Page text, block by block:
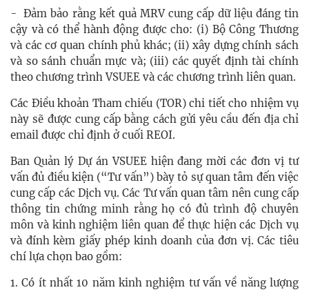
- Đảm bảo rằng kết quả MRV cung cấp dữ liệu đáng tin
cậy và có thể hành động được cho: (i) Bộ Công Thương
và các cơ quan chính phủ khác; (ii) xây dựng chính sách
và so sánh chuẩn mực và; (iii) các quyết định tài chính
theo chương trình VSUEE và các chương trình liên quan.
Các Điều khoản Tham chiếu (TOR) chi tiết cho nhiệm vụ
này sẽ được cung cấp bằng cách gửi yêu cầu đến địa chỉ
email được chỉ định ở cuối REOI.
Ban Quản lý Dự án VSUEE hiện đang mời các đơn vị tư
vấn đủ điều kiện (“Tư vấn”) bày tỏ sự quan tâm đến việc
cung cấp các Dịch vụ. Các Tư vấn quan tâm nên cung cấp
thông tin chứng minh rằng họ có đủ trình độ chuyên
môn và kinh nghiệm liên quan để thực hiện các Dịch vụ
và đính kèm giấy phép kinh doanh của đơn vị. Các tiêu
chí lựa chọn bao gồm:
1. Có ít nhất 10 năm kinh nghiệm tư vấn về năng lượng